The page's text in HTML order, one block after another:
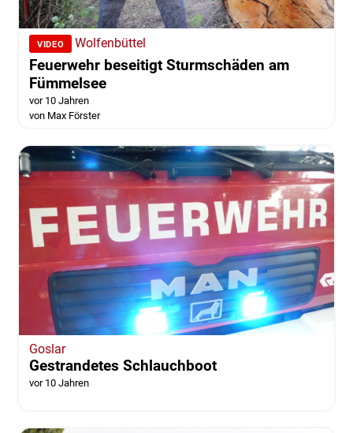
VIDEO Wolfenbüttel
Feuerwehr beseitigt Sturmschäden am
Fümmelsee
vor 10 Jahren
von Max Förster
Goslar
Gestrandetes Schlauchboot
vor 10 Jahren